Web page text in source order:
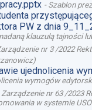
- Szablon
PW z dnia
klauzulą tajności
nr 3 /2022
)
ujednolicenia
wymogów
Zarządzenie nr 63 /2023
w systemie